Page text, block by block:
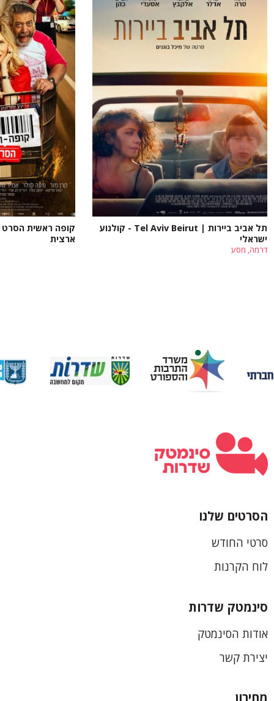
תל אביב ביירות | Tel Aviv Beirut - קולנוע
ישראלי
דרמה, מסע
קופה ראשית הסרט
ארצית
תחתונה
הסרטים שלנו
סרטי החודש
לוח הקרנות
סינמטק שדרות
אודות הסינמטק
יצירת קשר